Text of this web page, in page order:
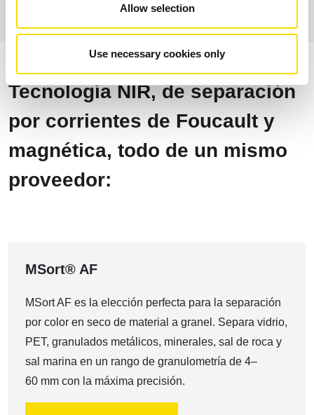
Allow selection
Use necessary cookies only
Tecnología NIR, de separación
por corrientes de Foucault y
magnética, todo de un mismo
proveedor:
MSort® AF
MSort AF es la elección perfecta para la separación
por color en seco de material a granel. Separa vidrio,
PET, granulados metálicos, minerales, sal de roca y
sal marina en un rango de granulometría de 4–
60 mm con la máxima precisión.